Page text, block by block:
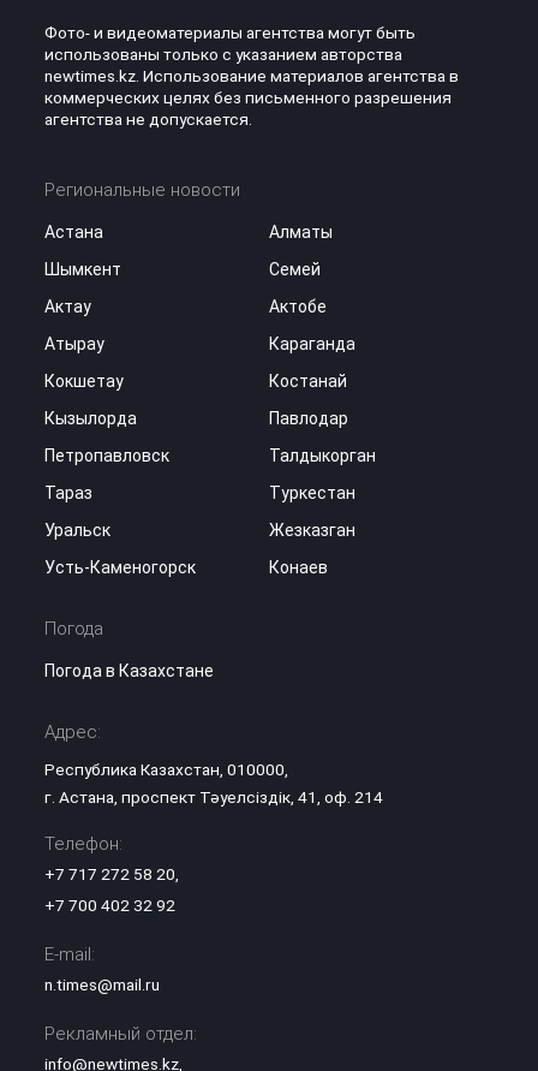
Фото- и видеоматериалы агентства могут быть
использованы только с указанием авторства
newtimes.kz. Использование материалов агентства в
коммерческих целях без письменного разрешения
агентства не допускается.
Региональные новости
Астана
Алматы
Шымкент
Семей
Актау
Актобе
Атырау
Караганда
Кокшетау
Костанай
Кызылорда
Павлодар
Петропавловск
Талдыкорган
Тараз
Туркестан
Уральск
Жезказган
Усть-Каменогорск
Конаев
Погода
Погода в Казахстане
Адрес:
Республика Казахстан, 010000,
г. Астана, проспект Тәуелсіздік, 41, оф. 214
Телефон:
+7 717 272 58 20
+7 700 402 32 92
E-mail:
n.times@mail.ru
Рекламный отдел:
info@newtimes.kz,